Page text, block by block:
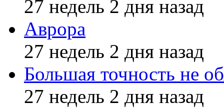
27 недель 2 дня назад
Аврора
27 недель 2 дня назад
Большая точность не
27 недель 2 дня назад